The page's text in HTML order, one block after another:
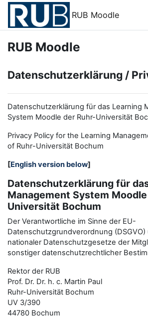
Zum Hauptinhalt
RUB Moodle
RUB Moodle
Datenschutzerklärung /
Datenschutzerklärung für das Learning
System Moodle der Ruhr-Universität
Privacy Policy for the Learning M
of Ruhr-Universität Bochum
[English version below]
Datenschutzerklärung für
Management System
Universität Bochum
Der Verantwortliche im Sinne der EU-
Datenschutzgrundverordnung
nationaler Datenschutzgesetze der
sonstiger datenschutzrechtlicher
Rektor der RUB
Prof. Dr. Dr. h. c. Martin Paul
Ruhr-Universität Bochum
UV 3/390
44780 Bochum